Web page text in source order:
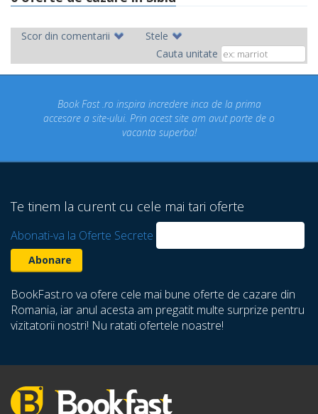
Scor din comentarii
Stele
Cauta unitate
Fast .ro inspira incredere inca de la prima
a site-ului. Prin acest site am avut parte de o
vacanta superba!
Te tinem la curent cu cele mai tari oferte
Abonati-va la Oferte Secrete
BookFast.ro va ofere cele mai bune oferte de cazare din
Romania, iar anul acesta am pregatit multe surprize pentru
vizitatorii nostri! Nu ratati ofertele noastre!